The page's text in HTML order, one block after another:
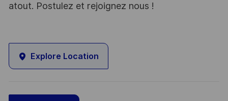
atout. Postulez et rejoignez nous !
Explore Location